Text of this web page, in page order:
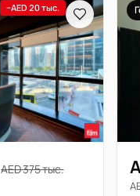
−AED 20 тыс.
AED 375 тыс.